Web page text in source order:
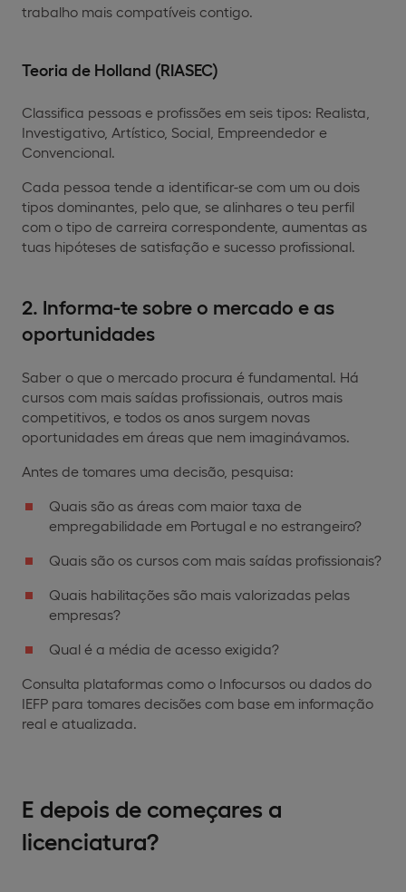
trabalho mais compatíveis contigo.
Teoria de Holland (RIASEC)
Classifica pessoas e profissões em seis tipos: Realista,
Investigativo, Artístico, Social, Empreendedor e
Convencional.
Cada pessoa tende a identificar-se com um ou dois
tipos dominantes, pelo que, se alinhares o teu perfil
com o tipo de carreira correspondente, aumentas as
tuas hipóteses de satisfação e sucesso profissional.
2. Informa-te sobre o mercado e as
oportunidades
Saber o que o mercado procura é fundamental. Há
cursos com mais saídas profissionais, outros mais
competitivos, e todos os anos surgem novas
oportunidades em áreas que nem imaginávamos.
Antes de tomares uma decisão, pesquisa:
Quais são as áreas com maior taxa de
empregabilidade em Portugal e no estrangeiro?
Quais são os cursos com mais saídas profissionais?
Quais habilitações são mais valorizadas pelas
empresas?
Qual é a média de acesso exigida?
Consulta plataformas como o Infocursos ou dados do
IEFP para tomares decisões com base em informação
real e atualizada.
E depois de começares a
licenciatura?